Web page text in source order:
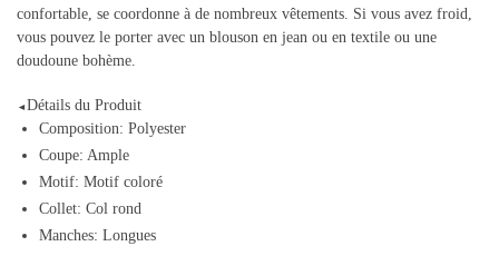
confortable, se coordonne à de nombreux vêtements. Si vous avez froid,
vous pouvez le porter avec un blouson en jean ou en textile ou une
doudoune bohème.
◄Détails du Produit
Composition: Polyester
Coupe: Ample
Motif: Motif coloré
Collet: Col rond
Manches: Longues